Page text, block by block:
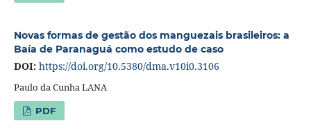
Novas formas de gestão dos manguezais brasileiros: a
Baía de Paranaguá como estudo de caso
DOI: https://doi.org/10.5380/dma.v10i0.3106
Paulo da Cunha LANA
PDF